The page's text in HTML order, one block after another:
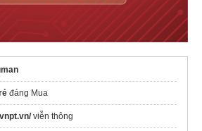
đáng Mua
viễn thông